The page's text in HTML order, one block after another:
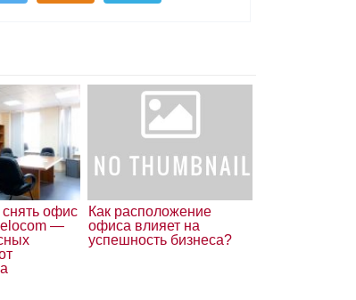
офис
—
Как расположение
офиса влияет на
успешность бизнеса?